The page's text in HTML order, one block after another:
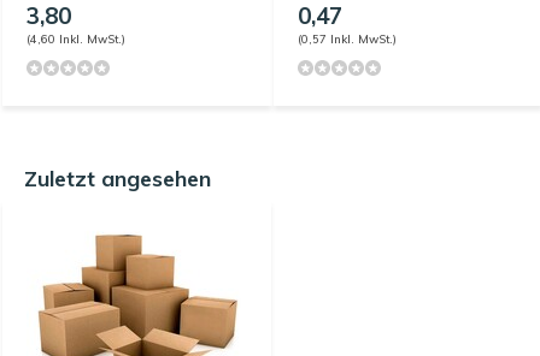
3,80
(4,60 Inkl. MwSt.)
0,47
(0,57 Inkl. MwSt.)
Zuletzt angesehen